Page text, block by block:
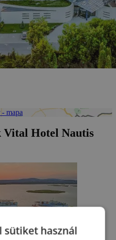
mapa
Hotel Nautis
sütiket használ